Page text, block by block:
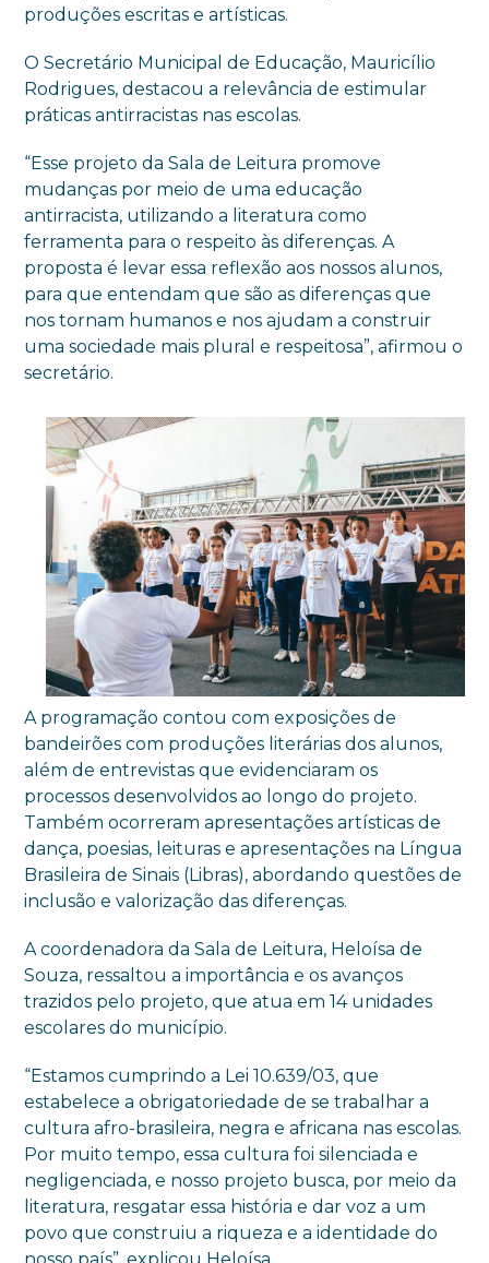
produções escritas e artísticas.
O Secretário Municipal de Educação, Mauricílio
Rodrigues, destacou a relevância de estimular
práticas antirracistas nas escolas.
“Esse projeto da Sala de Leitura promove
mudanças por meio de uma educação
antirracista, utilizando a literatura como
ferramenta para o respeito às diferenças. A
proposta é levar essa reflexão aos nossos alunos,
para que entendam que são as diferenças que
nos tornam humanos e nos ajudam a construir
uma sociedade mais plural e respeitosa”, afirmou o
secretário.
A programação contou com exposições de
bandeirões com produções literárias dos alunos,
além de entrevistas que evidenciaram os
processos desenvolvidos ao longo do projeto.
Também ocorreram apresentações artísticas de
dança, poesias, leituras e apresentações na Língua
Brasileira de Sinais (Libras), abordando questões de
inclusão e valorização das diferenças.
A coordenadora da Sala de Leitura, Heloísa de
Souza, ressaltou a importância e os avanços
trazidos pelo projeto, que atua em 14 unidades
escolares do município.
“Estamos cumprindo a Lei 10.639/03, que
estabelece a obrigatoriedade de se trabalhar a
cultura afro-brasileira, negra e africana nas escolas.
Por muito tempo, essa cultura foi silenciada e
negligenciada, e nosso projeto busca, por meio da
literatura, resgatar essa história e dar voz a um
povo que construiu a riqueza e a identidade do
nosso país”, explicou Heloísa.